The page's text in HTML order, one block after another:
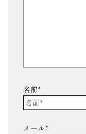
名前*
メール*